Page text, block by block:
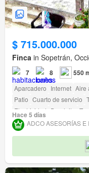
$ 715.000.000
Finca in Sopetrán,
7 8 550
Aparcadero Internet Aire
Patio Cuarto de servicio
Electricidad Depósito
Piscina Área infantil
Acceso para personas con
Hace 5 días
ADCO ASESORÍAS